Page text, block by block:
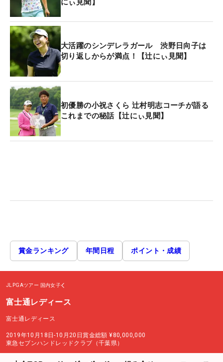
にぃ見聞】
大活躍のシンデレラガール 渋野日向子は
切り返しからが満点！【辻にぃ見聞】
初優勝の小祝さくら 辻村明志コーチが語る
これまでの秘話【辻にぃ見聞】
賞金ランキング 年間日程 ポイント・成績
JLPGAツアー 国内女子
富士通レディース
富士通レディース
2019年10月18日-10月20日賞金総額 ¥80,000,000
東急セブンハンドレッドクラブ（千葉県）